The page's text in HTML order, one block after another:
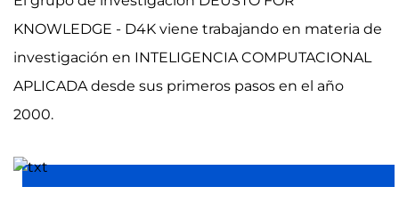
KNOWLEDGE - D4K viene trabajando en materia de
investigación en INTELIGENCIA COMPUTACIONAL
APLICADA desde sus primeros pasos en el año
2000.